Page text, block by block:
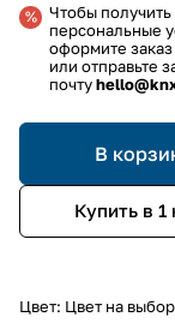
Чтобы получить
персональные
оформите заказ
или отправьте
почту
В
Купить в 1
Цвет: Цвет на выбор